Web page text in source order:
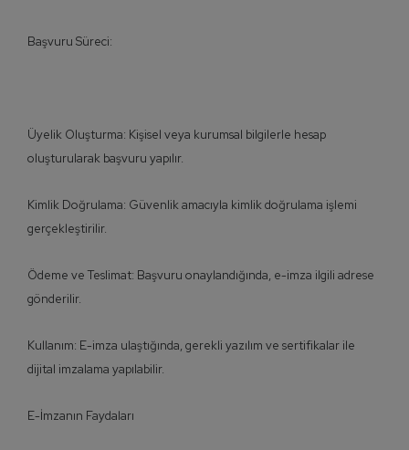
Başvuru Süreci:
Üyelik Oluşturma: Kişisel veya kurumsal bilgilerle hesap
oluşturularak başvuru yapılır.
Kimlik Doğrulama: Güvenlik amacıyla kimlik doğrulama işlemi
gerçekleştirilir.
Ödeme ve Teslimat: Başvuru onaylandığında, e-imza ilgili adrese
gönderilir.
Kullanım: E-imza ulaştığında, gerekli yazılım ve sertifikalar ile
dijital imzalama yapılabilir.
E-İmzanın Faydaları